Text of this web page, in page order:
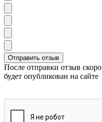
После отправки отзыв скоро
будет опубликован на сайте